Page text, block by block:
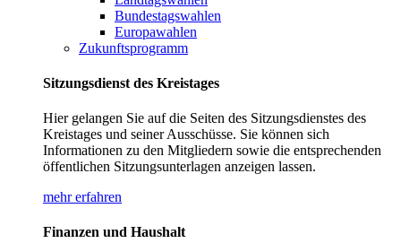
Bundestagswahlen
Europawahlen
Zukunftsprogramm
Sitzungsdienst des Kreistages
Hier gelangen Sie auf die Seiten des Sitzungsdienstes des
Kreistages und seiner Ausschüsse. Sie können sich
Informationen zu den Mitgliedern sowie die entsprechenden
öffentlichen Sitzungsunterlagen anzeigen lassen.
mehr erfahren
Finanzen und Haushalt